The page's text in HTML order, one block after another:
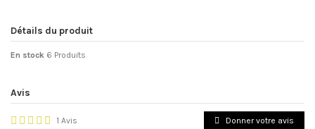
Détails du produit
En stock 6 Produits
Avis
1 Avis Donner votre avis